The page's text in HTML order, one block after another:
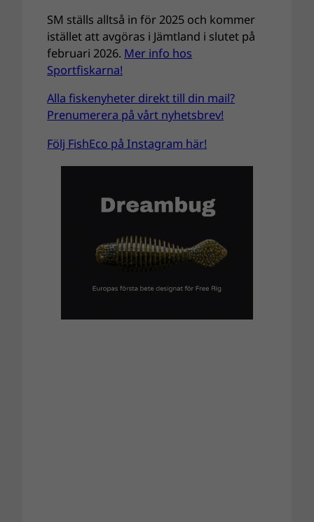
SM ställs alltså in för 2025 och kommer
istället att avgöras i Jämtland i slutet på
februari 2026. Mer info hos
Sportfiskarna!
Alla fiskenyheter direkt till din mail?
Prenumerera på vårt nyhetsbrev!
Följ FishEco på Instagram här!